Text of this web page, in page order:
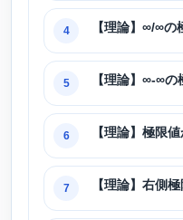
4 【理論】∞/∞の
5 【理論】∞-∞の
6 【理論】極限
7 【理論】右側